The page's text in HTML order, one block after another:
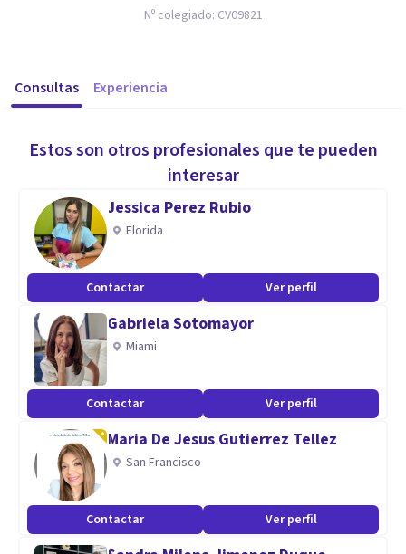
Nº colegiado: CV09821
Consultas Experiencia
Estos son otros profesionales que te pueden
interesar
Jessica Perez Rubio
Florida
Contactar Ver perfil
Gabriela Sotomayor
Miami
Contactar Ver perfil
Maria De Jesus Gutierrez Tellez
San Francisco
Contactar Ver perfil